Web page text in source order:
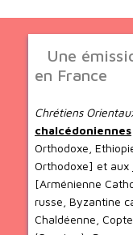
Une
en France
Chrétiens
chalcédoniennes
Orthodoxe,
Orthodoxe] et aux
[Arménienne
russe, Byzantine
Chaldéenne,